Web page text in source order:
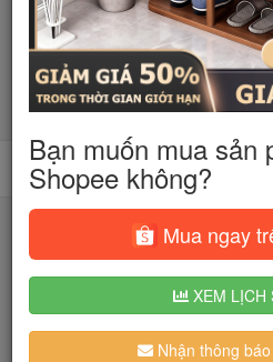
Tìm
Bạn muốn mua sản
Shopee không?
Mua ngay
XEM LỊCH
Nhận thông